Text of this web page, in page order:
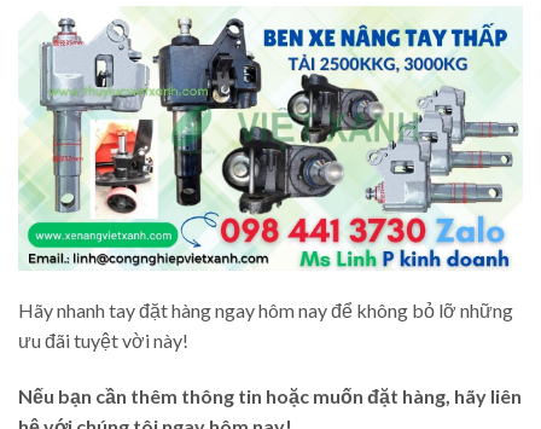
Hãy nhanh tay đặt hàng ngay hôm nay để không bỏ lỡ những
ưu đãi tuyệt vời này!
Nếu bạn cần thêm thông tin hoặc muốn đặt hàng, hãy liên